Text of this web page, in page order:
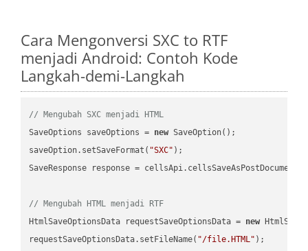
Cara Mengonversi SXC to RTF
menjadi Android: Contoh Kode
Langkah-demi-Langkah
// Mengubah SXC menjadi HTML
SaveOptions saveOptions = new SaveOption();
saveOption.setSaveFormat( "SXC" );
SaveResponse response =
// Mengubah HTML menjadi RTF
HtmlSaveOptionsData requestSaveOptionsData = new
requestSaveOptionsData.setFileName( "/file.HTML" );